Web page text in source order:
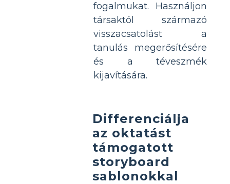
fogalmukat. Használjon
társaktól származó
visszacsatolást a
tanulás megerősítésére
és a téveszmék
kijavítására.
Differenciálja
az oktatást
támogatott
storyboard
sablonokkal